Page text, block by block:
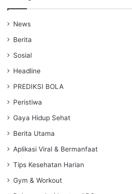
News
Berita
Sosial
Headline
PREDIKSI BOLA
Peristiwa
Gaya Hidup Sehat
Berita Utama
Aplikasi Viral & Bermanfaat
Tips Kesehatan Harian
Gym & Workout